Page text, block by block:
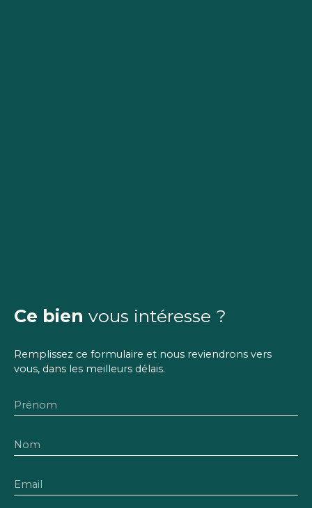
Ce bien vous intéresse ?
Remplissez ce formulaire et nous reviendrons vers
vous, dans les meilleurs délais.
Prénom
Nom
Email